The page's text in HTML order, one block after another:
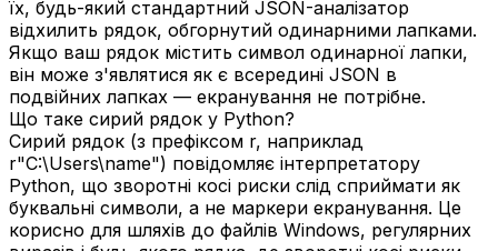
їх, будь-який стандартний JSON-аналізатор
відхилить рядок, обгорнутий одинарними лапками.
Якщо ваш рядок містить символ одинарної лапки,
він може з'являтися як є всередині JSON в
подвійних лапках — екранування не потрібне.
Що таке сирий рядок у Python?
Сирий рядок (з префіксом r, наприклад
r"C:\Users\name") повідомляє інтерпретатору
Python, що зворотні косі риски слід сприймати як
буквальні символи, а не маркери екранування. Це
корисно для шляхів до файлів Windows, регулярних